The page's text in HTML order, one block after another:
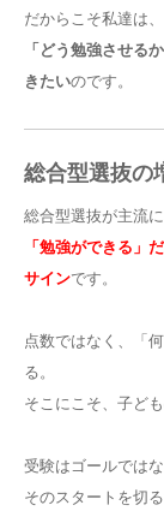
だからこそ私達は、
「どう勉強させる
きたいのです。
総合型選抜の
総合型選抜が主流
「勉強ができる」
サインです。
点数ではなく、「
る。
そこにこそ、子ど
受験はゴールでは
そのスタートを切